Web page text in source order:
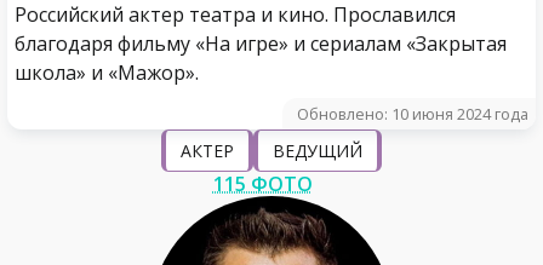
Российский актер театра и кино. Прославился
благодаря фильму «На игре» и сериалам «Закрытая
школа» и «Мажор».
Обновлено: 10 июня 2024 года
АКТЕР ВЕДУЩИЙ
115 ФОТО